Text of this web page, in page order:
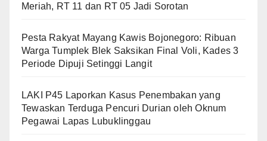
Meriah, RT 11 dan RT 05 Jadi Sorotan
​Pesta Rakyat Mayang Kawis Bojonegoro: Ribuan
Warga Tumplek Blek Saksikan Final Voli, Kades 3
Periode Dipuji Setinggi Langit
LAKI P45 Laporkan Kasus Penembakan yang
Tewaskan Terduga Pencuri Durian oleh Oknum
Pegawai Lapas Lubuklinggau